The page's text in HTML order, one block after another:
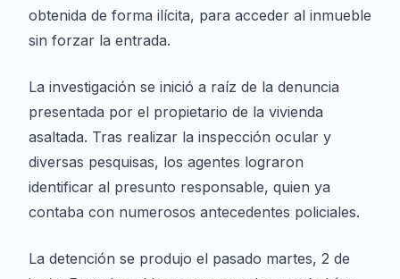
obtenida de forma ilícita, para acceder al inmueble
sin forzar la entrada.
La investigación se inició a raíz de la denuncia
presentada por el propietario de la vivienda
asaltada. Tras realizar la inspección ocular y
diversas pesquisas, los agentes lograron
identificar al presunto responsable, quien ya
contaba con numerosos antecedentes policiales.
La detención se produjo el pasado martes, 2 de